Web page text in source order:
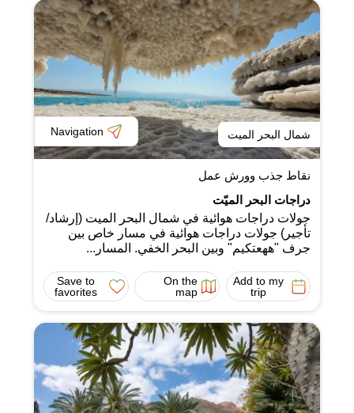
شمال البحر الميت Navigation
نقاط جذب وورش عمل
دراجات البحر الميّت
جولات دراجات هوائية في شمال البحر الميت (إرشاد/
تأجير) جولات دراجات هوائية في مسار خاص بين
جرف "ههعتكيم" وبين البحر الخفي. المسار...
Add to my
trip
On the
map
Save to
favorites